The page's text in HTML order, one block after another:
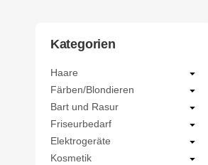
Kategorien
Haare
Färben/Blondieren
Bart und Rasur
Friseurbedarf
Elektrogeräte
Kosmetik